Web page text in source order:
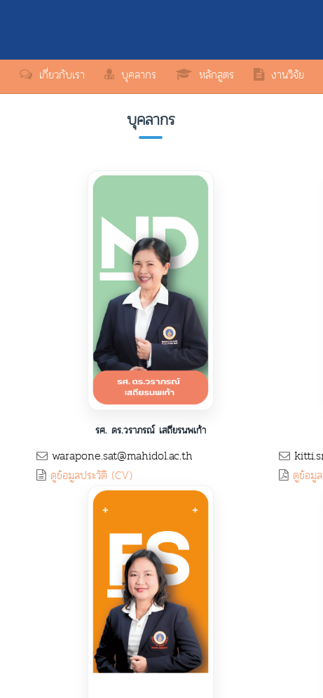
เกี่ยวกับเรา บุคลากร หลักสูตร งานวิจัย
บุคลากร
รศ. ดร.วราภรณ์ เสถียรนพเก้า
warapone.sat@mahidol.ac.th
ดูข้อมูลประวัติ (CV)
ดูข้อมู